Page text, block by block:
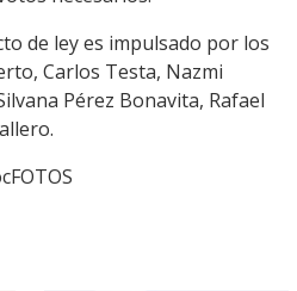
de ley es impulsado por los
Carlos Testa, Nazmi
Pérez Bonavita, Rafael